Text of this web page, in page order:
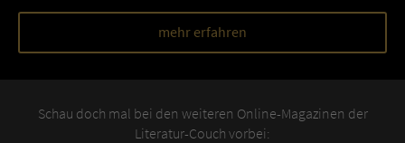
mehr erfahren
Schau doch mal bei den weiteren Online-Magazinen der
Literatur-Couch vorbei: